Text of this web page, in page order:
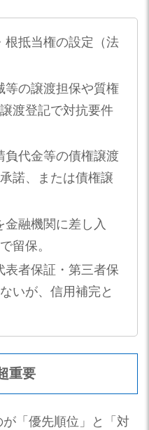
根抵当権の設定（法
等の譲渡担保や質権
渡登記で対抗要件
負代金等の債権譲渡
諾、または債権譲
融機関に差し入
留保。
表者保証・第三者保
いが、信用補完と
重要
「優先順位」と「対